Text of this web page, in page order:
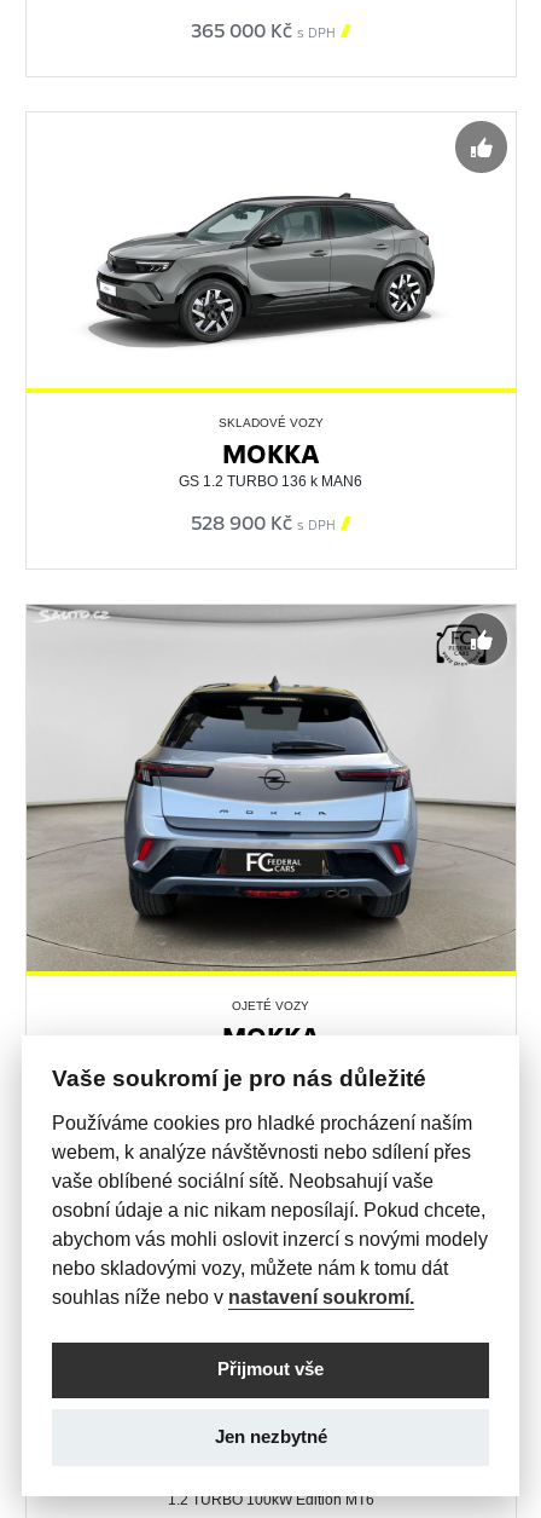
365 000 Kč s DPH 
SKLADOVÉ VOZY
MOKKA
GS 1.2 TURBO 136 k MAN6
528 900 Kč s DPH 
OJETÉ VOZY
MOKKA
GS 1.2 TURBO 136k AUTOMAT
PŘEDVÁDĚCÍ VOZY
1.2 TURBO 100kW Edition MT6
Vaše soukromí je pro nás důležité
Používáme cookies pro hladké procházení naším
webem, k analýze návštěvnosti nebo sdílení přes
vaše oblíbené sociální sítě. Neobsahují vaše
osobní údaje a nic nikam neposílají. Pokud chcete,
abychom vás mohli oslovit inzercí s novými modely
nebo skladovými vozy, můžete nám k tomu dát
souhlas níže nebo v nastavení soukromí.
Přijmout vše
Jen nezbytné